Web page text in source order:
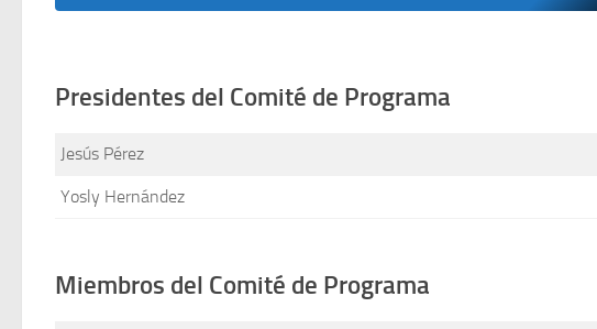
Presidentes del Comité de Programa
Jesús Pérez
Yosly Hernández
Miembros del Comité de Programa